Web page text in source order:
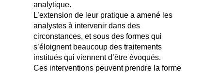
analytique.
L’extension de leur pratique a amené les
analystes à intervenir dans des
circonstances, et sous des formes qui
s’éloignent beaucoup des traitements
institués qui viennent d’être évoqués.
Ces interventions peuvent prendre la forme